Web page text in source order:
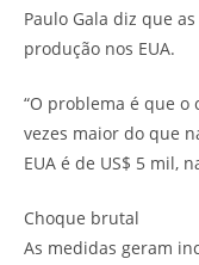
Paulo Gala diz que
produção nos EUA.
“O problema é que o
vezes maior do que
EUA é de US$ 5 mil,
Choque brutal
As medidas geram